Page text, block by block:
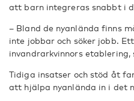
att barn integreras snabbt i
– Bland de nyanlända finns
inte jobbar och söker jobb.
invandrarkvinnors
Tidiga insatser och stöd åt
att hjälpa nyanlända in i det